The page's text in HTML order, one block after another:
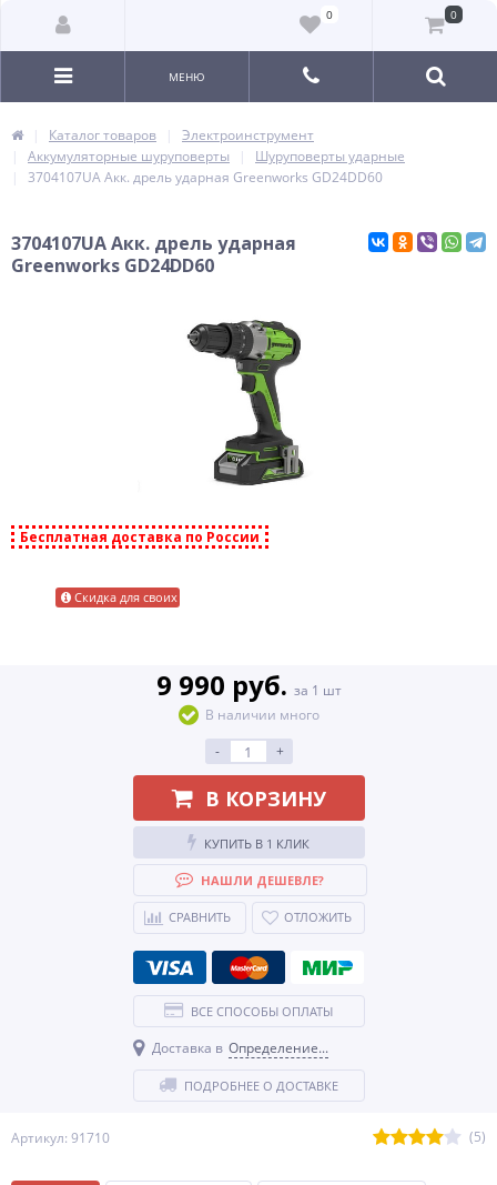
0 0
МЕНЮ
Каталог товаров
Электроинструмент
Аккумуляторные шуруповерты
Шуруповерты ударные
3704107UA Акк. дрель ударная Greenworks GD24DD60
3704107UA Акк. дрель ударная
Greenworks GD24DD60
Артикул: 91710 (5)
Бесплатная доставка по России
Скидка для своих
9 990 руб. за 1 шт
В наличии много
-
+
В КОРЗИНУ
КУПИТЬ В 1 КЛИК
НАШЛИ ДЕШЕВЛЕ?
СРАВНИТЬ ОТЛОЖИТЬ
ВСЕ СПОСОБЫ ОПЛАТЫ
Доставка в Определение...
ПОДРОБНЕЕ О ДОСТАВКЕ